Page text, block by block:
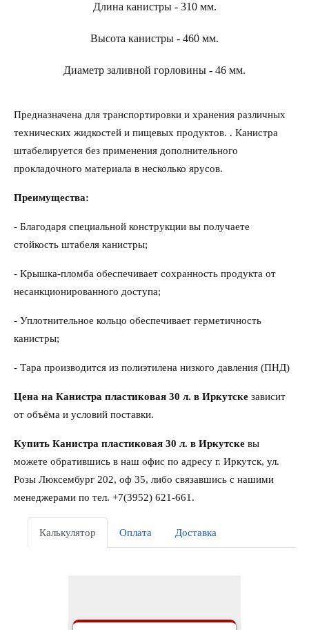
Длина канистры - 310 мм.
Высота канистры - 460 мм.
Диаметр заливной горловины - 46 мм.
Предназначена для транспортировки и хранения различных
технических жидкостей и пищевых продуктов. . Канистра
штабелируется без применения дополнительного
прокладочного материала в несколько ярусов.
Преимущества:
- Благодаря специальной конструкции вы получаете
стойкость штабеля канистры;
- Крышка-пломба обеспечивает сохранность продукта от
несанкционированного доступа;
- Уплотнительное кольцо обеспечивает герметичность
канистры;
- Тара производится из полиэтилена низкого давления (ПНД)
Цена на Канистра пластиковая 30 л. в Иркутске зависит
от объёма и условий поставки.
Купить Канистра пластиковая 30 л. в Иркутске вы
можете обратившись в наш офис по адресу г. Иркутск, ул.
Розы Люксембург 202, оф 35, либо связавшись с нашими
менеджерами по тел. +7(3952) 621-661.
Калькулятор Оплата Доставка